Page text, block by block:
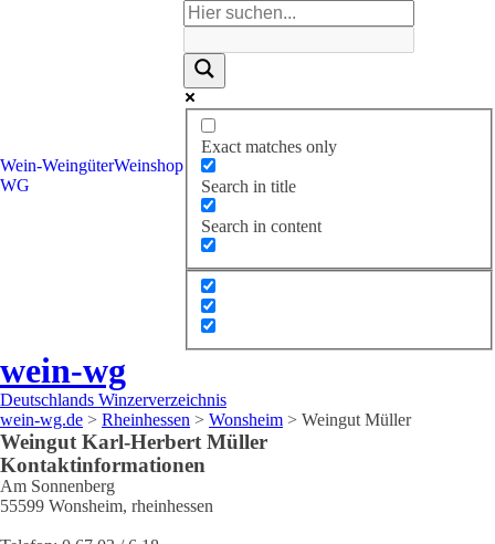
Wein-
WG
WeingüterWeinshop
Exact matches only
Search in title
Search in content
wein-wg
Deutschlands Winzerverzeichnis
wein-wg.de > Rheinhessen > Wonsheim > Weingut Müller
Weingut Karl-Herbert Müller
Kontaktinformationen
Am Sonnenberg
55599 Wonsheim, rheinhessen